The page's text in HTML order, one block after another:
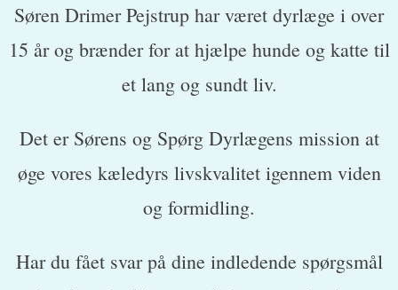
Søren Drimer Pejstrup har været dyrlæge i over
15 år og brænder for at hjælpe hunde og katte til
et lang og sundt liv.
Det er Sørens og Spørg Dyrlægens mission at
øge vores kæledyrs livskvalitet igennem viden
og formidling.
Har du fået svar på dine indledende spørgsmål